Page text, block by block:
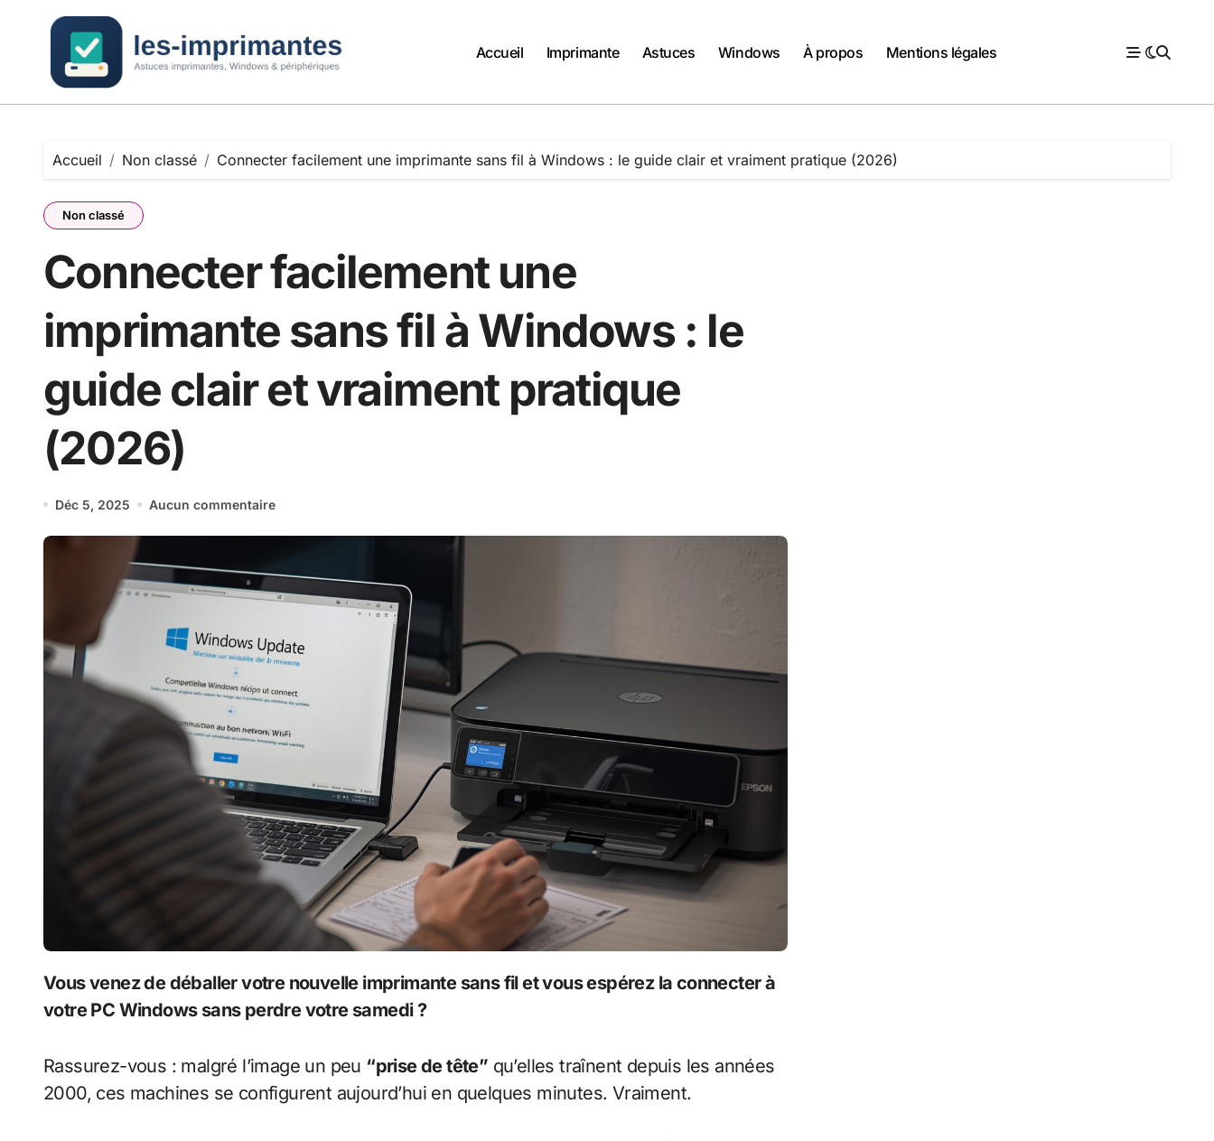
Accueil Imprimante Astuces Windows À propos Mentions légales
Accueil Non classé Connecter facilement une imprimante sans fil à Windows : le guide clair et vraiment pratique (2026)
Non classé
Connecter facilement une
imprimante sans fil à Windows : le
guide clair et vraiment pratique
(2026)
Déc 5, 2025 Aucun commentaire
Vous venez de déballer votre nouvelle imprimante sans fil et vous espérez la connecter à
votre PC Windows sans perdre votre samedi ?
Rassurez-vous : malgré l’image un peu “prise de tête” qu’elles traînent depuis les années
2000, ces machines se configurent aujourd’hui en quelques minutes. Vraiment.